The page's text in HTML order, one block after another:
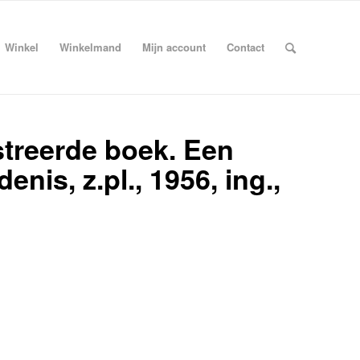
Winkel Winkelmand Mijn account Contact
boek. Een
z.pl., 1956, ing.,